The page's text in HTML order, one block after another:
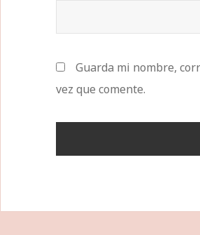
Guarda mi nombre,
vez que comente.